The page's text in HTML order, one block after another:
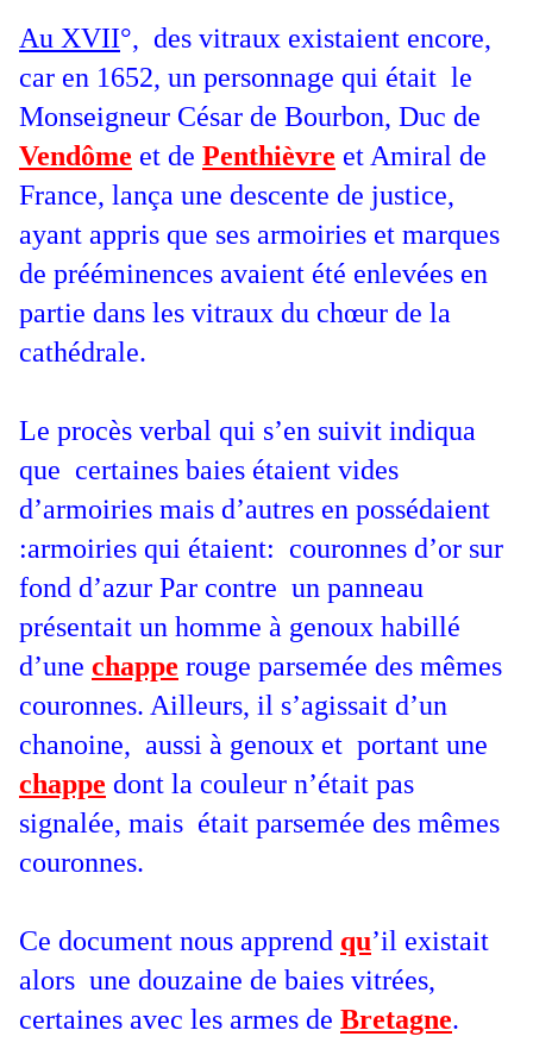
Au XVII°, des vitraux existaient encore,
car en 1652, un personnage qui était le
Monseigneur César de Bourbon, Duc de
Vendôme et de Penthièvre et Amiral de
France, lança une descente de justice,
ayant appris que ses armoiries et marques
de prééminences avaient été enlevées en
partie dans les vitraux du chœur de la
cathédrale.
Le procès verbal qui s’en suivit indiqua
que certaines baies étaient vides
d’armoiries mais d’autres en possédaient
:armoiries qui étaient: couronnes d’or sur
fond d’azur Par contre un panneau
présentait un homme à genoux habillé
d’une chappe rouge parsemée des mêmes
couronnes. Ailleurs, il s’agissait d’un
chanoine, aussi à genoux et portant une
chappe dont la couleur n’était pas
signalée, mais était parsemée des mêmes
couronnes.
Ce document nous apprend qu’il existait
alors une douzaine de baies vitrées,
certaines avec les armes de Bretagne.